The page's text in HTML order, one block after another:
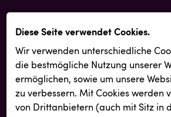
Diese Seite verwendet Cookies.
Wir verwenden unterschiedliche
die best­mögliche Nutzung unserer
ermöglichen, sowie um unsere
zu verbessern. Mit Cookies werden
von Drittanbietern (auch mit Sitz in